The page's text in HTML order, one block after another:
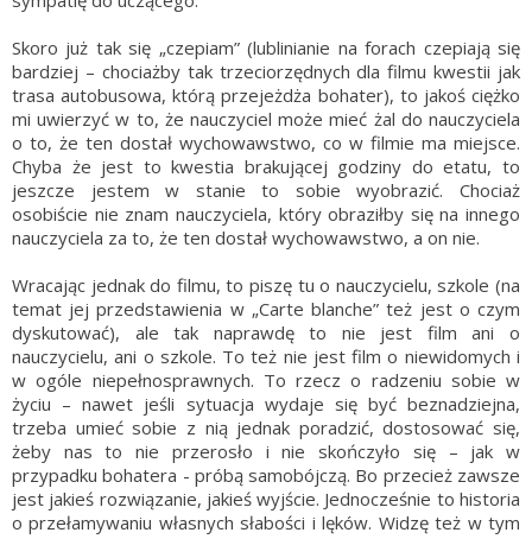
Skoro już tak się „czepiam” (lublinianie na forach czepiają się
bardziej – chociażby tak trzeciorzędnych dla filmu kwestii jak
trasa autobusowa, którą przejeżdża bohater), to jakoś ciężko
mi uwierzyć w to, że nauczyciel może mieć żal do nauczyciela
o to, że ten dostał wychowawstwo, co w filmie ma miejsce.
Chyba że jest to kwestia brakującej godziny do etatu, to
jeszcze jestem w stanie to sobie wyobrazić. Chociaż
osobiście nie znam nauczyciela, który obraziłby się na innego
nauczyciela za to, że ten dostał wychowawstwo, a on nie.
Wracając jednak do filmu, to piszę tu o nauczycielu, szkole (na
temat jej przedstawienia w „Carte blanche” też jest o czym
dyskutować), ale tak naprawdę to nie jest film ani o
nauczycielu, ani o szkole. To też nie jest film o niewidomych i
w ogóle niepełnosprawnych. To rzecz o radzeniu sobie w
życiu – nawet jeśli sytuacja wydaje się być beznadziejna,
trzeba umieć sobie z nią jednak poradzić, dostosować się,
żeby nas to nie przerosło i nie skończyło się – jak w
przypadku bohatera - próbą samobójczą. Bo przecież zawsze
jest jakieś rozwiązanie, jakieś wyjście. Jednocześnie to historia
o przełamywaniu własnych słabości i lęków. Widzę też w tym